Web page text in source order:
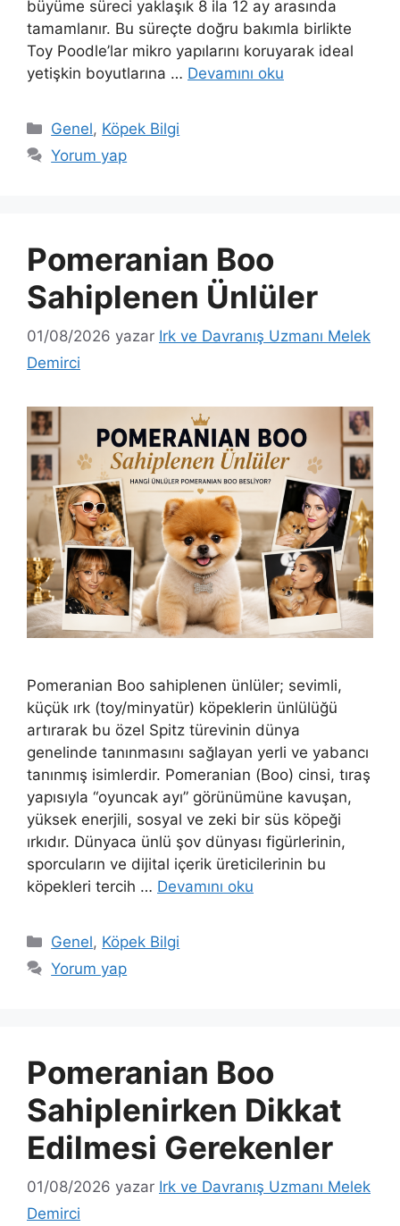
büyüme süreci yaklaşık 8 ila 12 ay arasında
tamamlanır. Bu süreçte doğru bakımla birlikte
Toy Poodle’lar mikro yapılarını koruyarak ideal
yetişkin boyutlarına … Devamını oku
Kategoriler
Genel, Köpek Bilgi
Yorum yap
Pomeranian Boo
Sahiplenen Ünlüler
01/08/2026 yazar Irk ve Davranış Uzmanı Melek
Demirci
Pomeranian Boo sahiplenen ünlüler; sevimli,
küçük ırk (toy/minyatür) köpeklerin ünlülüğü
artırarak bu özel Spitz türevinin dünya
genelinde tanınmasını sağlayan yerli ve yabancı
tanınmış isimlerdir. Pomeranian (Boo) cinsi, tıraş
yapısıyla “oyuncak ayı” görünümüne kavuşan,
yüksek enerjili, sosyal ve zeki bir süs köpeği
ırkıdır. Dünyaca ünlü şov dünyası figürlerinin,
sporcuların ve dijital içerik üreticilerinin bu
köpekleri tercih … Devamını oku
Kategoriler
Genel, Köpek Bilgi
Yorum yap
Pomeranian Boo
Sahiplenirken Dikkat
Edilmesi Gerekenler
01/08/2026 yazar Irk ve Davranış Uzmanı Melek
Demirci